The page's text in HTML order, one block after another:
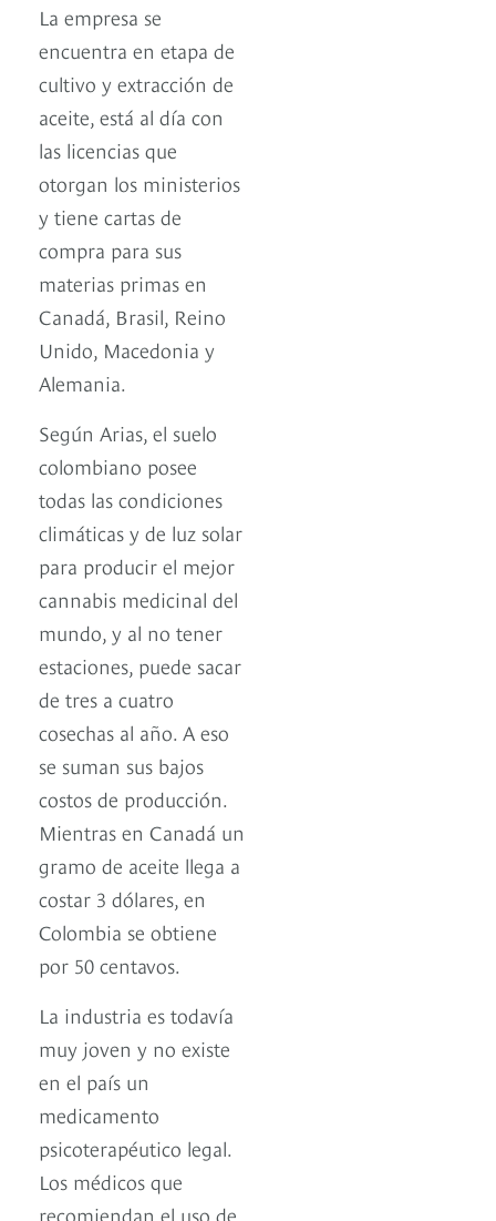
La empresa se
encuentra en etapa de
cultivo y extracción de
aceite, está al día con
las licencias que
otorgan los ministerios
y tiene cartas de
compra para sus
materias primas en
Canadá, Brasil, Reino
Unido, Macedonia y
Alemania.
Según Arias, el suelo
colombiano posee
todas las condiciones
climáticas y de luz solar
para producir el mejor
cannabis medicinal del
mundo, y al no tener
estaciones, puede sacar
de tres a cuatro
cosechas al año. A eso
se suman sus bajos
costos de producción.
Mientras en Canadá un
gramo de aceite llega a
costar 3 dólares, en
Colombia se obtiene
por 50 centavos.
La industria es todavía
muy joven y no existe
en el país un
medicamento
psicoterapéutico legal.
Los médicos que
recomiendan el uso de